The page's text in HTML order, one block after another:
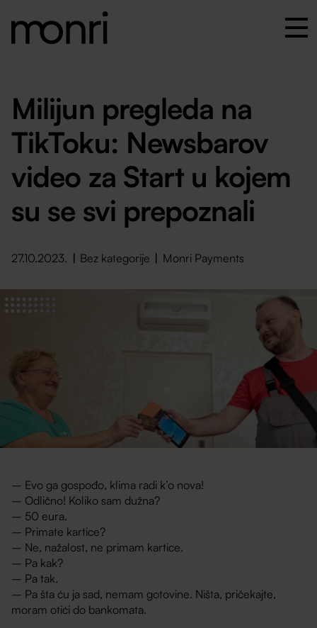
Milijun pregleda na
TikToku: Newsbarov
video za Start u kojem
su se svi prepoznali
27.10.2023. Bez kategorije Monri Payments
– Evo ga gospođo, klima radi k’o nova!
– Odlično! Koliko sam dužna?
– 50 eura.
– Primate kartice?
– Ne, nažalost, ne primam kartice.
– Pa kak?
– Pa tak.
– Pa šta ću ja sad, nemam gotovine. Ništa, pričekajte,
moram otići do bankomata.